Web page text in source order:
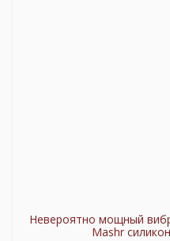
Невероятно мощный
Mashr